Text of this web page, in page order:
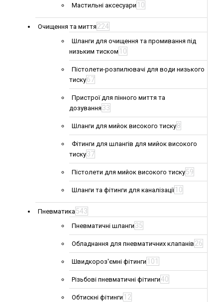
Мастильні аксесуари 10
Очищення та миття 224
Шланги для очищення та промивання під
низьким тиском 10
Пістолети-розпилювачі для води низького
тиску67
Пристрої для пінного миття та
дозування 33
Шланги для мийок високого тиску8
Фітинги для шлангів для мийок високого
тиску37
Пістолети для мийок високого тиску59
Шланги та фітинги для каналізації 10
Пневматика543
Пневматичні шланги 35
Обладнання для пневматичних клапанів 26
Швидкороз'ємні фітинги 101
Різьбові пневматичні фітинги40
Обтискні фітинги 12